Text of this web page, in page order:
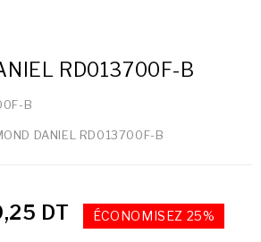
RD013700F-B
B
DANIEL RD013700F-B
DT ÉCONOMISEZ 25%